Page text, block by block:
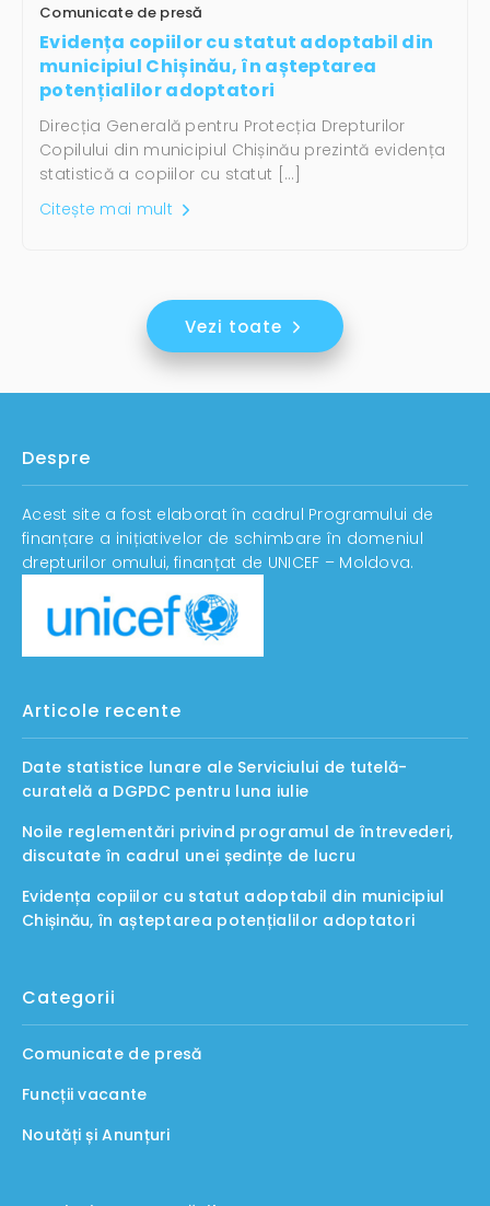
Comunicate de presă
Evidența copiilor cu statut adoptabil din
municipiul Chișinău, în așteptarea
potențialilor adoptatori
Direcția Generală pentru Protecția Drepturilor
Copilului din municipiul Chișinău prezintă evidența
statistică a copiilor cu statut […]
Citește mai mult
Vezi toate
Despre
Acest site a fost elaborat în cadrul Programului de
finanțare a inițiativelor de schimbare în domeniul
drepturilor omului, finanțat de UNICEF – Moldova.
Articole recente
Date statistice lunare ale Serviciului de tutelă-
curatelă a DGPDC pentru luna iulie
Noile reglementări privind programul de întrevederi,
discutate în cadrul unei ședințe de lucru
Evidența copiilor cu statut adoptabil din municipiul
Chișinău, în așteptarea potențialilor adoptatori
Categorii
Comunicate de presă
Funcții vacante
Noutăți și Anunțuri